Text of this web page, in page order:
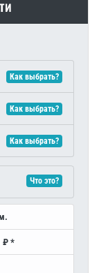
Как выбрать?
Как выбрать?
Как выбрать?
Что это?
₽ *